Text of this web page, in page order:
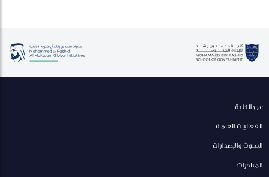
عن الكلية
الفعاليات العامة
البحوث والإصدارات
المبادرات